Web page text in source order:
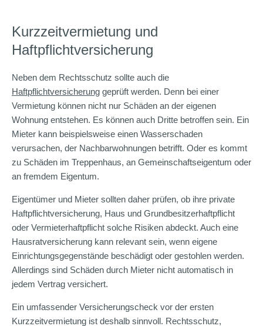
Kurzzeitvermietung und
Haftpflichtversicherung
Neben dem Rechtsschutz sollte auch die
Haftpflichtversicherung geprüft werden. Denn bei einer
Vermietung können nicht nur Schäden an der eigenen
Wohnung entstehen. Es können auch Dritte betroffen sein. Ein
Mieter kann beispielsweise einen Wasserschaden
verursachen, der Nachbarwohnungen betrifft. Oder es kommt
zu Schäden im Treppenhaus, an Gemeinschaftseigentum oder
an fremdem Eigentum.
Eigentümer und Mieter sollten daher prüfen, ob ihre private
Haftpflichtversicherung, Haus und Grundbesitzerhaftpflicht
oder Vermieterhaftpflicht solche Risiken abdeckt. Auch eine
Hausratversicherung kann relevant sein, wenn eigene
Einrichtungsgegenstände beschädigt oder gestohlen werden.
Allerdings sind Schäden durch Mieter nicht automatisch in
jedem Vertrag versichert.
Ein umfassender Versicherungscheck vor der ersten
Kurzzeitvermietung ist deshalb sinnvoll. Rechtsschutz,